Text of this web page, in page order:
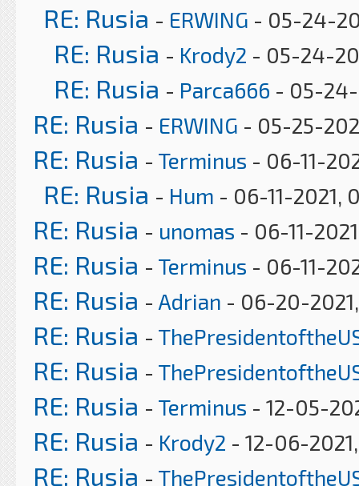
RE: Rusia - ERWING - 05-24-
RE: Rusia - Krody2 - 05-24-
RE: Rusia - Parca666 - 05-24-
RE: Rusia - ERWING - 05-25-
RE: Rusia - Terminus - 06-11-
RE: Rusia - Hum - 06-11-2021,
RE: Rusia - unomas - 06-11-
RE: Rusia - Terminus - 06-11-
RE: Rusia - Adrian - 06-20-
RE: Rusia -
RE: Rusia -
RE: Rusia - Terminus - 12-05-
RE: Rusia - Krody2 - 12-06-
RE: Rusia -